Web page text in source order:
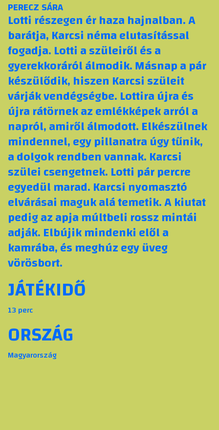
PERECZ SÁRA
Lotti részegen ér haza hajnalban. A
barátja, Karcsi néma elutasítással
fogadja. Lotti a szüleiről és a
gyerekkoráról álmodik. Másnap a pár
készülődik, hiszen Karcsi szüleit
várják vendégségbe. Lottira újra és
újra rátörnek az emlékképek arról a
napról, amiről álmodott. Elkészülnek
mindennel, egy pillanatra úgy tűnik,
a dolgok rendben vannak. Karcsi
szülei csengetnek. Lotti pár percre
egyedül marad. Karcsi nyomasztó
elvárásai maguk alá temetik. A kiutat
pedig az apja múltbeli rossz mintái
adják. Elbújik mindenki elől a
kamrába, és meghúz egy üveg
vörösbort.
JÁTÉKIDŐ
13 perc
ORSZÁG
Magyarország